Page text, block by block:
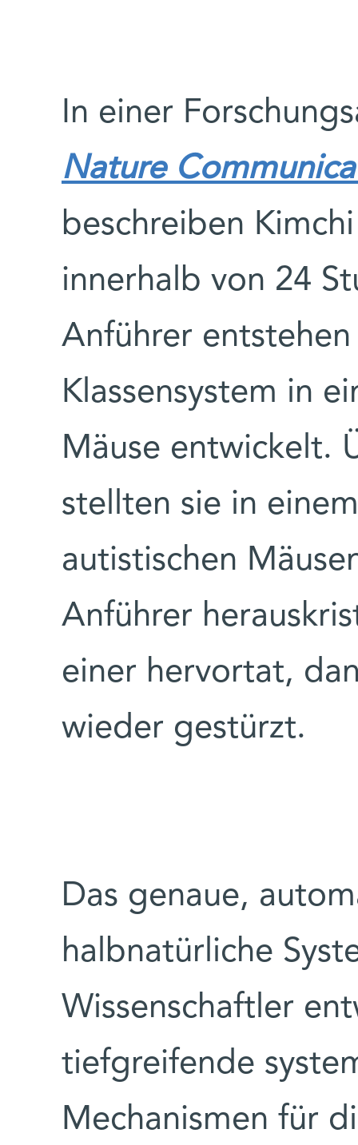
In einer
Nature
beschreiben
innerhalb von 24
Anführer
Klassensystem in
Mäuse entwickelt.
stellten sie in
autistischen
Anführer
einer hervortat,
wieder gestürzt.
Das genaue,
halbnatürliche
Wissenschaftler
tiefgreifende
Mechanismen für